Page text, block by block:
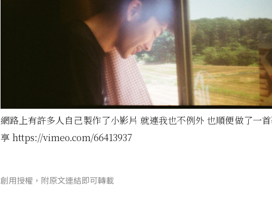
網路上有許多人自己製作了小影片 就連我也不例外 也順便做了一
享 https://vimeo.com/66413937
創用授權，附原文連結即可轉載